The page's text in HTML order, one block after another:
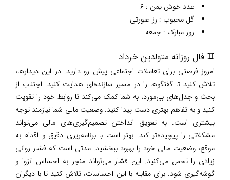
عدد خوش یمن : ۶
گل محبوب : رز صورتی
روز مبارک : جمعه
♊ فال روزانه متولدین خرداد
امروز فرصتی برای تعاملات اجتماعی پیش رو دارید. در این دیدارها،
تلاش کنید تا گفتگوها را در مسیر سازنده‌ای هدایت کنید. اجتناب از
بحث و جدل‌های بی‌مورد، به شما کمک می‌کند تا روابط خود را تقویت
کنید و به تفاهم بهتری دست پیدا کنید. وضعیت مالی شما نیازمند توجه
بیشتری است. به تعویق انداختن تصمیم‌گیری‌های مالی می‌تواند
مشکلاتی را پیچیده‌تر کند. بهتر است با برنامه‌ریزی دقیق و اقدام به
موقع، وضعیت مالی خود را بهبود ببخشید. مدتی است که فشار روانی
زیادی را تحمل می‌کنید. این فشار می‌تواند منجر به احساس انزوا و
گوشه‌گیری شود. برای مقابله با این احساسات، تلاش کنید تا با دیگران